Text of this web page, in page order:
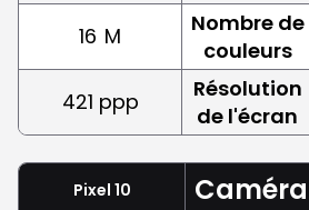
16 M
Nombre de
couleurs
421 ppp
Résolution
de l'écran
Pixel 10 Caméra